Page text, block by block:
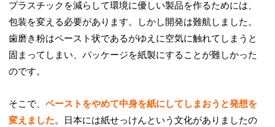
プラスチックを減らして環境に優しい製品を作るためには、
包装を変える必要があります。しかし開発は難航しました。
歯磨き粉はペースト状であるがゆえに空気に触れてしまうと
固まってしまい、パッケージを紙製にすることが難しかった
のです。
そこで、ペーストをやめて中身を紙にしてしまおうと発想を
変えました。日本には紙せっけんという文化がありましたの